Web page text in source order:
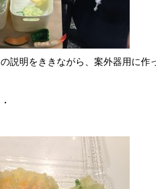
説明をききながら、案外器用に作